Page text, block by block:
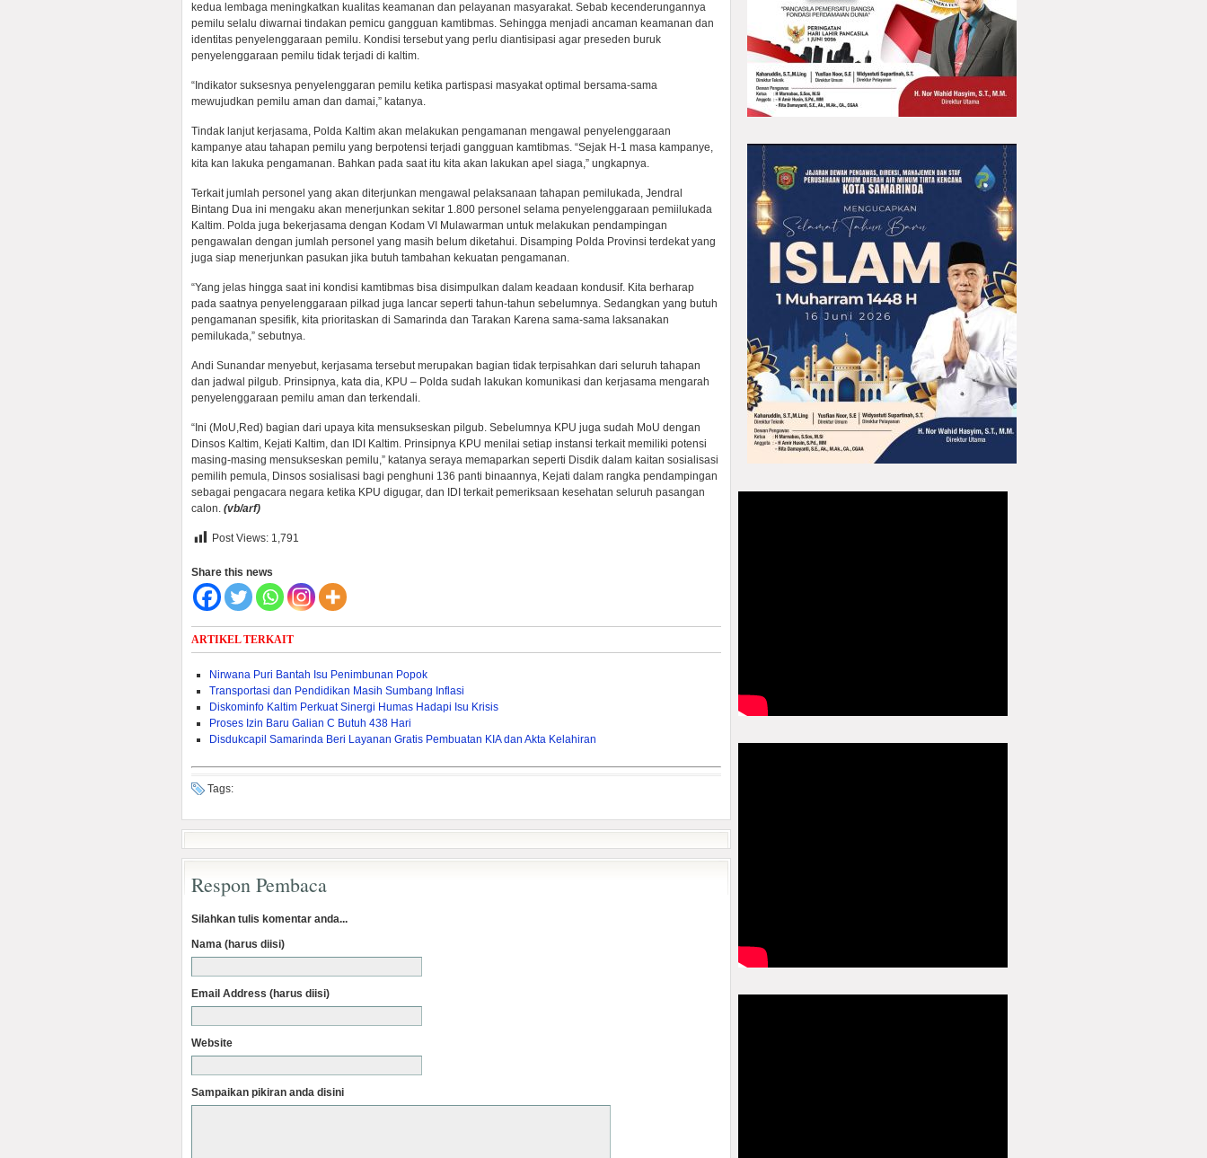
kedua lembaga meningkatkan kualitas keamanan dan pelayanan masyarakat. Sebab kecenderungannya
pemilu selalu diwarnai tindakan pemicu gangguan kamtibmas. Sehingga menjadi ancaman keamanan dan
identitas penyelenggaraan pemilu. Kondisi tersebut yang perlu diantisipasi agar preseden buruk
penyelenggaraan pemilu tidak terjadi di kaltim.
“Indikator suksesnya penyelenggaran pemilu ketika partispasi masyakat optimal bersama-sama
mewujudkan pemilu aman dan damai,” katanya.
Tindak lanjut kerjasama, Polda Kaltim akan melakukan pengamanan mengawal penyelenggaraan
kampanye atau tahapan pemilu yang berpotensi terjadi gangguan kamtibmas. “Sejak H-1 masa kampanye,
kita kan lakuka pengamanan. Bahkan pada saat itu kita akan lakukan apel siaga,” ungkapnya.
Terkait jumlah personel yang akan diterjunkan mengawal pelaksanaan tahapan pemilukada, Jendral
Bintang Dua ini mengaku akan menerjunkan sekitar 1.800 personel selama penyelenggaraan pemiilukada
Kaltim. Polda juga bekerjasama dengan Kodam VI Mulawarman untuk melakukan pendampingan
pengawalan dengan jumlah personel yang masih belum diketahui. Disamping Polda Provinsi terdekat yang
juga siap menerjunkan pasukan jika butuh tambahan kekuatan pengamanan.
“Yang jelas hingga saat ini kondisi kamtibmas bisa disimpulkan dalam keadaan kondusif. Kita berharap
pada saatnya penyelenggaraan pilkad juga lancar seperti tahun-tahun sebelumnya. Sedangkan yang butuh
pengamanan spesifik, kita prioritaskan di Samarinda dan Tarakan Karena sama-sama laksanakan
pemilukada,” sebutnya.
Andi Sunandar menyebut, kerjasama tersebut merupakan bagian tidak terpisahkan dari seluruh tahapan
dan jadwal pilgub. Prinsipnya, kata dia, KPU – Polda sudah lakukan komunikasi dan kerjasama mengarah
penyelenggaraan pemilu aman dan terkendali.
“Ini (MoU,Red) bagian dari upaya kita mensukseskan pilgub. Sebelumnya KPU juga sudah MoU dengan
Dinsos Kaltim, Kejati Kaltim, dan IDI Kaltim. Prinsipnya KPU menilai setiap instansi terkait memiliki potensi
masing-masing mensukseskan pemilu,” katanya seraya memaparkan seperti Disdik dalam kaitan sosialisasi
pemilih pemula, Dinsos sosialisasi bagi penghuni 136 panti binaannya, Kejati dalam rangka pendampingan
sebagai pengacara negara ketika KPU digugar, dan IDI terkait pemeriksaan kesehatan seluruh pasangan
calon. (vb/arf)
Post Views: 1,791
Share this news
ARTIKEL TERKAIT
Nirwana Puri Bantah Isu Penimbunan Popok
Transportasi dan Pendidikan Masih Sumbang Inflasi
Diskominfo Kaltim Perkuat Sinergi Humas Hadapi Isu Krisis
Proses Izin Baru Galian C Butuh 438 Hari
Disdukcapil Samarinda Beri Layanan Gratis Pembuatan KIA dan Akta Kelahiran
Tags:
Respon Pembaca
Silahkan tulis komentar anda...
Nama (harus diisi)
Email Address (harus diisi)
Website
Sampaikan pikiran anda disini